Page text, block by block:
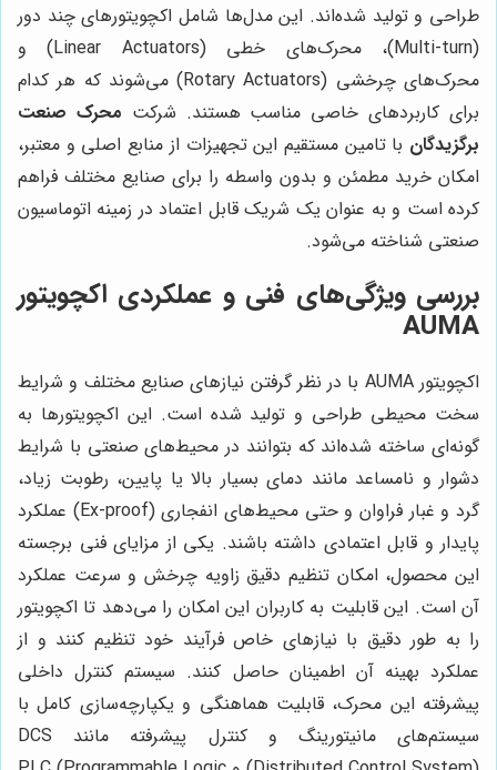
طراحی و تولید شده‌اند. این مدل‌ها شامل اکچویتورهای چند دور
(Multi-turn)، محرک‌های خطی (Linear Actuators) و
محرک‌های چرخشی (Rotary Actuators) می‌شوند که هر کدام
برای کاربردهای خاصی مناسب هستند. شرکت محرک صنعت
برگزیدگان با تامین مستقیم این تجهیزات از منابع اصلی و معتبر،
امکان خرید مطمئن و بدون واسطه را برای صنایع مختلف فراهم
کرده است و به عنوان یک شریک قابل اعتماد در زمینه اتوماسیون
صنعتی شناخته می‌شود.
بررسی ویژگی‌های فنی و عملکردی اکچویتور
AUMA
اکچویتور AUMA با در نظر گرفتن نیازهای صنایع مختلف و شرایط
سخت محیطی طراحی و تولید شده است. این اکچویتورها به
گونه‌ای ساخته شده‌اند که بتوانند در محیط‌های صنعتی با شرایط
دشوار و نامساعد مانند دمای بسیار بالا یا پایین، رطوبت زیاد،
گرد و غبار فراوان و حتی محیط‌های انفجاری (Ex-proof) عملکرد
پایدار و قابل اعتمادی داشته باشند. یکی از مزایای فنی برجسته
این محصول، امکان تنظیم دقیق زاویه چرخش و سرعت عملکرد
آن است. این قابلیت به کاربران این امکان را می‌دهد تا اکچویتور
را به طور دقیق با نیازهای خاص فرآیند خود تنظیم کنند و از
عملکرد بهینه آن اطمینان حاصل کنند. سیستم کنترل داخلی
پیشرفته این محرک، قابلیت هماهنگی و یکپارچه‌سازی کامل با
سیستم‌های مانیتورینگ و کنترل پیشرفته مانند DCS